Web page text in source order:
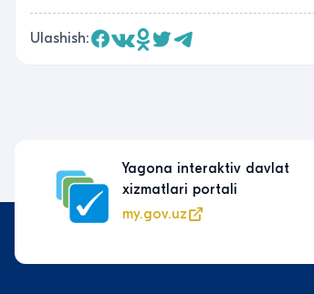
Ulashish:
Yagona interaktiv davlat
xizmatlari portali
my.gov.uz